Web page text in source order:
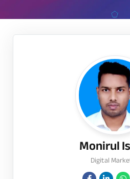
Monirul
Digital